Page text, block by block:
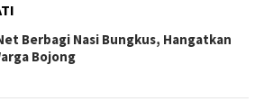
Berbagi Nasi Bungkus, Hangatkan
Bojong